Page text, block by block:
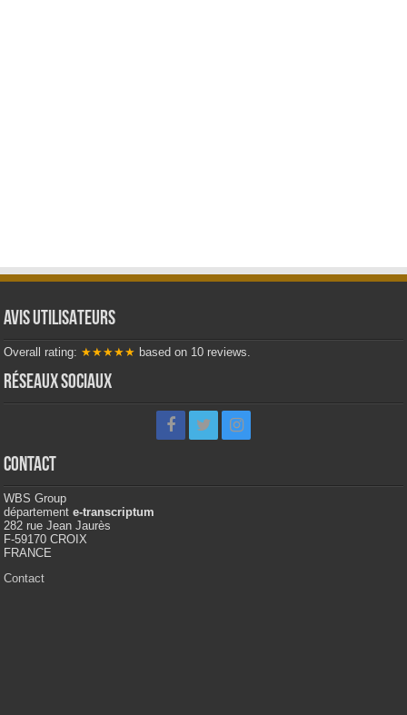
AVIS UTILISATEURS
Overall rating: ★★★★★ based on 10 reviews.
Réseaux sociaux
Contact
WBS Group
départemente-transcriptum
282 rue Jean Jaurès
F-59170 CROIX
FRANCE
Contact